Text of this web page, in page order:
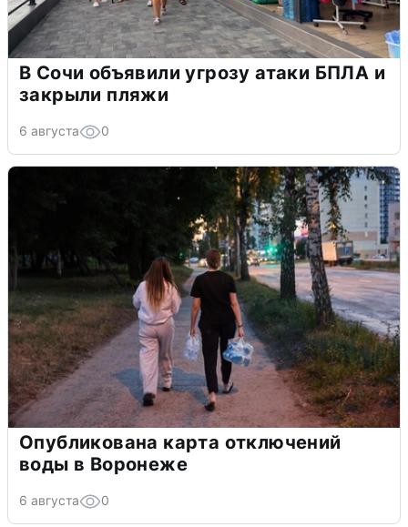
В Сочи объявили угрозу атаки БПЛА и
закрыли пляжи
6 августа 0
Опубликована карта отключений
воды в Воронеже
6 августа 0